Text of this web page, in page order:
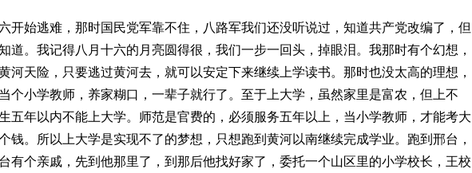
开始逃难，那时国民党军靠不住，八路军我们还没听说过，知道共产党改编了，但
道。我记得八月十六的月亮圆得很，我们一步一回头，掉眼泪。我那时有个幻想，
河天险，只要逃过黄河去，就可以安定下来继续上学读书。那时也没太高的理想，
个小学教师，养家糊口，一辈子就行了。至于上大学，虽然家里是富农，但上不
五年以内不能上大学。师范是官费的，必须服务五年以上，当小学教师，才能考大
钱。所以上大学是实现不了的梦想，只想跑到黄河以南继续完成学业。跑到邢台，
有个亲戚，先到他那里了，到那后他找好家了，委托一个山区里的小学校长，王校